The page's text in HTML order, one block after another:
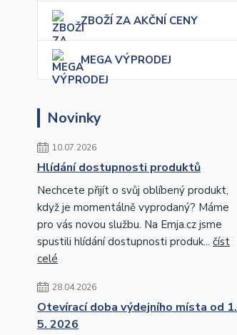
ZBOŽÍ ZA AKČNÍ CENY
MEGA VÝPRODEJ
Novinky
10.07.2026
Hlídání dostupnosti produktů
Nechcete přijít o svůj oblíbený produkt,
když je momentálně vyprodaný? Máme
pro vás novou službu. Na Emja.cz jsme
spustili hlídání dostupnosti produk... číst
celé
28.04.2026
Otevírací doba výdejního místa od 1.
5. 2026